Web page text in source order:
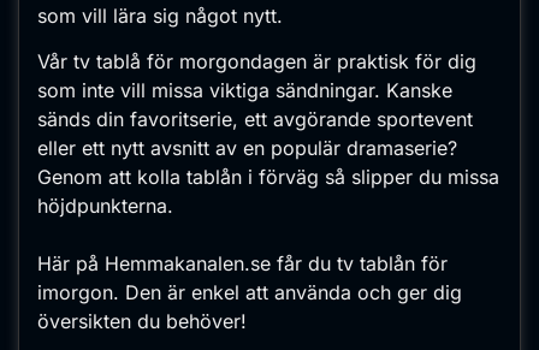
som vill lära sig något nytt.
Vår tv tablå för morgondagen är praktisk för dig
som inte vill missa viktiga sändningar. Kanske
sänds din favoritserie, ett avgörande sportevent
eller ett nytt avsnitt av en populär dramaserie?
Genom att kolla tablån i förväg så slipper du missa
höjdpunkterna.
Här på Hemmakanalen.se får du tv tablån för
imorgon. Den är enkel att använda och ger dig
översikten du behöver!